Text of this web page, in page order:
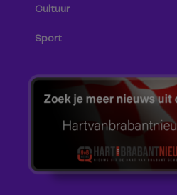
Cultuur
Sport